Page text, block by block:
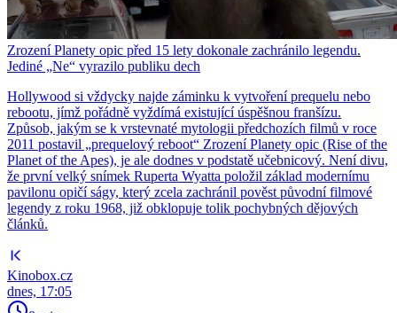
Zrození Planety opic před 15 lety dokonale zachránilo legendu.
Jediné „Ne“ vyrazilo publiku dech
Hollywood si vždycky najde záminku k vytvoření prequelu nebo
rebootu, jímž pořádně vyždímá existující úspěšnou franšízu.
Způsob, jakým se k vrstevnaté mytologii předchozích filmů v roce
2011 postavil „prequelový reboot“ Zrození Planety opic (Rise of the
Planet of the Apes), je ale dodnes v podstatě učebnicový. Není divu,
že první velký snímek Ruperta Wyatta položil základ modernímu
pavilonu opičí ságy, který zcela zachránil pověst původní filmové
legendy z roku 1968, již obklopuje tolik pochybných dějových
článků.
Kinobox.cz
dnes, 17:05